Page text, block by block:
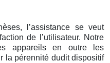
l’assistance se veut
de l’utilisateur. Notre
appareils en outre les
la pérennité dudit dispositif